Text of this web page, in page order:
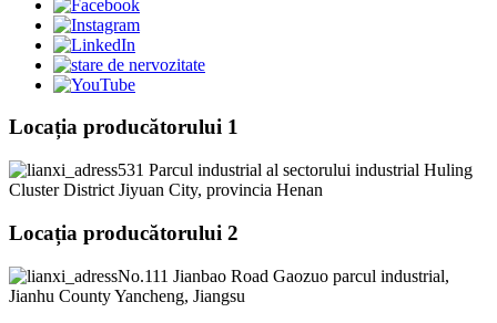
Locația producătorului 1
531 Parcul industrial al sectorului industrial Huling
Cluster District Jiyuan City, provincia Henan
Locația producătorului 2
No.111 Jianbao Road Gaozuo parcul industrial,
Jianhu County Yancheng, Jiangsu